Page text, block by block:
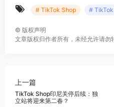
# TikTok Shop #
© 版权声明
文章版权归作者所有，未经允许请勿
上一篇
TikTok Shop印尼关停后续：独
立站将迎来第二春？